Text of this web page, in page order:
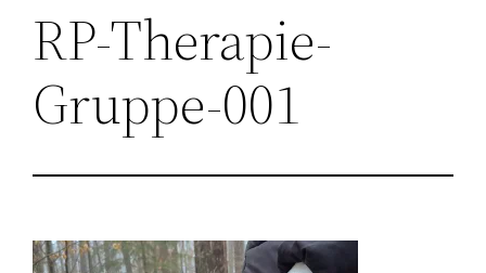
RP-Therapie-
Gruppe-001